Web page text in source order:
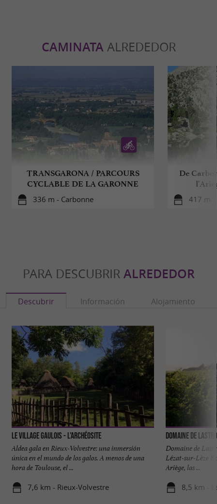
CAMINATAALREDEDOR
TRANSGARONA / PARCOURS
CYCLABLE DE LA GARONNE
336 m - Carbonne
De
417 m -
PARA DESCUBRIR ALREDEDOR
Descubrir Información Alojamiento
Le Village Gaulois - L'Archéosite
Aldea gala en Rieux-Volvestre: una inmersión
única en el mundo de los galos. A menos de una
hora de Toulouse, el ...
7,6 km - Rieux-Volvestre
Domaine de
Domaine de
Lézat-sur-Lèze
Ariège, las ...
8,5 km -